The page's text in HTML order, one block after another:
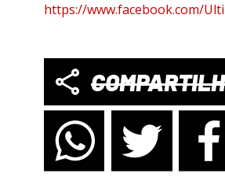
https://www.facebook.com/